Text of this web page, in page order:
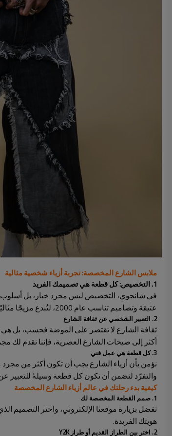
ملابس الشارع المخصصة: تجربة أزياء شخصية مثالية
1. التخصيص: كل قطعة هي تصميمك الفريد
في شانجوي، التخصيص ليس مجرد خيار، بل
عتيقة وتصاميم تناسب عام 2000، لتُبدع مزيجًا مثاليًا. اختر من بين مجموعة متنوعة من الأنماط والألوان والأقمشة، بل وأضف نصوصًا أو شعارات شخصية، لتبتكر قطعة فريدة تُعبّر عنك.
2. التعبير الشخصي عن ثقافة الشارع
ثقافة الشارع لا تقتصر على الموضة فحسب، بل
أكثر إلى صيحات الشارع العصرية، فإننا نقدم
3. كل قطعة هي عمل فني
نؤمن بأن أزياء الشارع يجب أن تكون أكثر من
والتفرّد لنضمن أن تكون كل قطعة وسيلةً للتعبير
كيفية بدء رحلتك في عالم أزياء الشارع المخصصة
1. صمم القطعة المخصصة لك
تفضل بزيارة موقعنا الإلكتروني، واختر التصميم
هويتك الفريدة.
2. اختر بين الطراز القديم أو طراز Y2K